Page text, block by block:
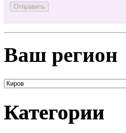
Ваш регион
Категории